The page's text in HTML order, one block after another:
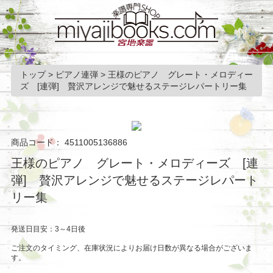
トップ> ピアノ連弾 > 王様のピアノ グレート・メロディー
ズ [連弾] 贅沢アレンジで魅せるステージレパートリー集
商品コード： 4511005136886
王様のピアノ グレート・メロディーズ [連
弾] 贅沢アレンジで魅せるステージレパート
リー集
発送日目安：3～4日後
ご注文のタイミング、在庫状況によりお届け日数が異なる場合がございま
す。